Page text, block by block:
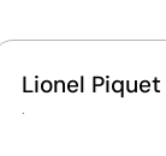
Fournisseur
reconnue,
conditions de
Lionel Piquet
.